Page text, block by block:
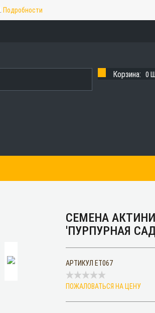
Подробности
Корзина: 0
СЕМЕНА
'ПУРПУРНАЯ
АРТИКУЛ ET067
ПОЖАЛОВАТЬСЯ НА ЦЕНУ